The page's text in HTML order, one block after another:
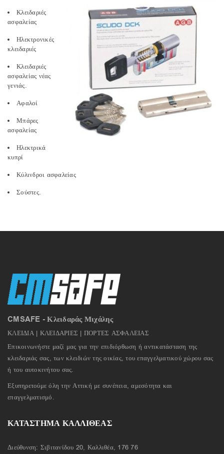
Κλειδαριές
ασφαλείας
Ηλεκτρονικές
κλειδαριές
Κλειδαριές
ασφαλείας νέας
γενιάς.
Αφαλοί
Μπάρες
ασφαλείας
Ηλεκτρικά
κυπρί
Κύλινδροι ασφαλείας
Σούστες.
CMSAFE - Κλειδαράς Μιχάλης
ΚΛΕΙΔΙΑ | ΚΛΕΙΔΑΡΙΕΣ | ΠΟΡΤΕΣ ΑΣΦΑΛΕΙΑΣ
Επικοινωνήστε μαζί μας για την επιδιόρθωση ή αντικατάσταση της
κλειδαριάς σας, των κλειδιών της οικίας, του επαγγελματικού χώρου σας
ή του αυτοκινήτου σας.
Εξυπηρετούμε όλη την Αττική με συνέπεια, αμεσότητα και
επαγγελματισμό.
ΚΑΤΑΣΤΗΜΑ ΚΑΛΛΙΘΕΑΣ
Διεύθυνση: Σιβιτανίδου 20, Καλλιθέα, 176 76